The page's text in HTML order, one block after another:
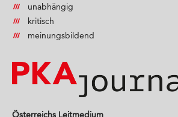
unabhängig
kritisch
meinungsbildend
Österreichs Leitmedium